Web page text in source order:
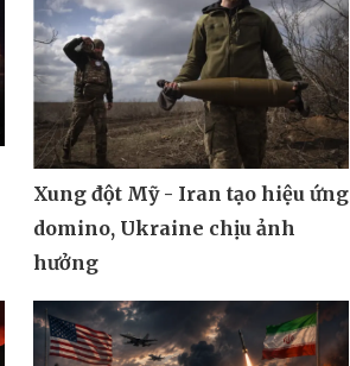
Xung đột Mỹ - Iran tạo hiệu ứng
domino, Ukraine chịu ảnh
hưởng